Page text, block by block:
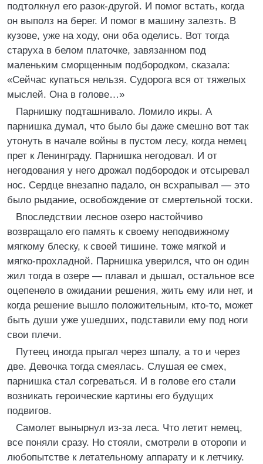
подтолкнул его разок-другой. И помог встать, когда
он выполз на берег. И помог в машину залезть. В
кузове, уже на ходу, они оба оделись. Вот тогда
старуха в белом платочке, завязанном под
маленьким сморщенным подбородком, сказала:
«Сейчас купаться нельзя. Судорога вся от тяжелых
мыслей. Она в голове…»
Парнишку подташнивало. Ломило икры. А
парнишка думал, что было бы даже смешно вот так
утонуть в начале войны в пустом лесу, когда немец
прет к Ленинграду. Парнишка негодовал. И от
негодования у него дрожал подбородок и отсыревал
нос. Сердце внезапно падало, он всхрапывал — это
было рыдание, освобождение от смертельной тоски.
Впоследствии лесное озеро настойчиво
возвращало его память к своему неподвижному
мягкому блеску, к своей тишине. тоже мягкой и
мягко-прохладной. Парнишка уверился, что он один
жил тогда в озере — плавал и дышал, остальное все
оцепенело в ожидании решения, жить ему или нет, и
когда решение вышло положительным, кто-то, может
быть души уже ушедших, подставили ему под ноги
свои плечи.
Путеец иногда прыгал через шпалу, а то и через
две. Девочка тогда смеялась. Слушая ее смех,
парнишка стал согреваться. И в голове его стали
возникать героические картины его будущих
подвигов.
Самолет вынырнул из-за леса. Что летит немец,
все поняли сразу. Но стояли, смотрели в оторопи и
любопытстве к летательному аппарату и к летчику.